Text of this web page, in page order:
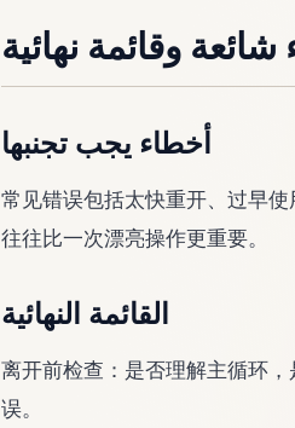
شائعة وقائمة نهائية
أخطاء يجب تجنبها
常见错误包括太快重开、过早
往往比一次漂亮操作更重要。
القائمة النهائية
离开前检查：是否理解主循环
误。